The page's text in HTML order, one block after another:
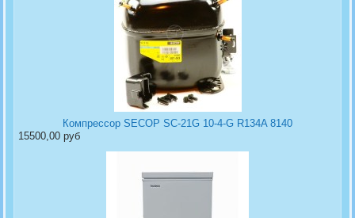
Компрессор SECOP SC-21G 10-4-G R134A 8140
15500,00 руб